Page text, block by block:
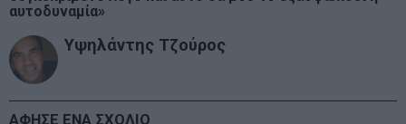
αυτοδυναμία»
Υψηλάντης Τζούρος
ΑΦΗΣΕ ΕΝΑ ΣΧΟΛΙΟ